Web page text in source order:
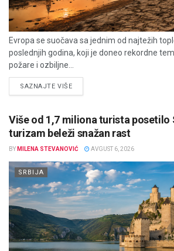
Evropa se suočava sa jednim od najtežih
poslednjih godina, koji je doneo rekordne
požare i ozbiljne...
SAZNAJTE VIŠEDETAILS
Više od 1,7 miliona turista posetilo
turizam beleži snažan rast
BY MILENA STEVANOVIĆ AVGUST 6, 2026
SRBIJA